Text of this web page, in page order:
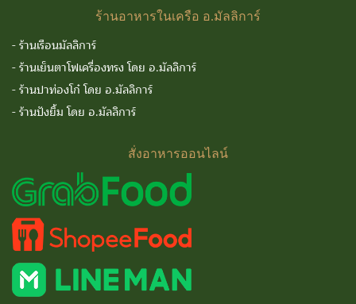
ร้านอาหารในเครือ อ.มัลลิการ์
-ร้านเรือนมัลลิการ์
-ร้านเย็นตาโฟเครื่องทรง โดย อ.มัลลิการ์
-ร้านปาท่องโก๋ โดย อ.มัลลิการ์
-ร้านปังยิ้ม โดย อ.มัลลิการ์
สั่งอาหารออนไลน์